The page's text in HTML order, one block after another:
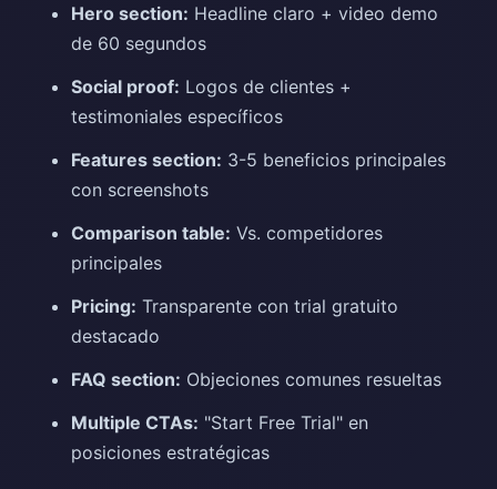
Hero section: Headline claro + video demo
de 60 segundos
Social proof: Logos de clientes +
testimoniales específicos
Features section: 3-5 beneficios principales
con screenshots
Comparison table: Vs. competidores
principales
Pricing: Transparente con trial gratuito
destacado
FAQ section: Objeciones comunes resueltas
Multiple CTAs: "Start Free Trial" en
posiciones estratégicas